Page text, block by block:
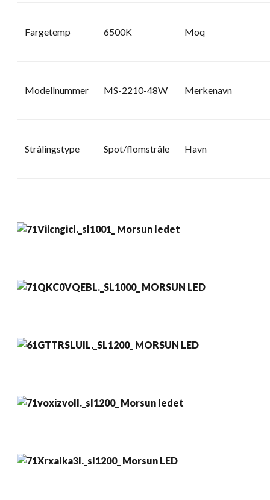
Fargetemp 6500K Moq
Modellnummer MS-2210-48W Merkenavn
Strålingstype Spot/flomstråle Havn